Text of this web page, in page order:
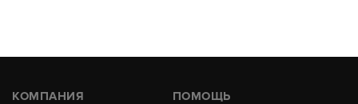
КОМПАНИЯ ПОМОЩЬ